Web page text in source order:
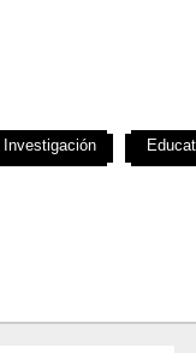
Investigación